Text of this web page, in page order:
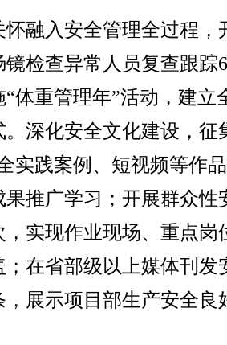
入安全管理全过程，
镜检查异常人员复查跟踪
体重管理年”活动，建立
深化安全文化建设，征
实践案例、短视频等作
果推广学习；开展群众性
，实现作业现场、重点岗
；在省部级以上媒体刊发
，展示项目部生产安全良